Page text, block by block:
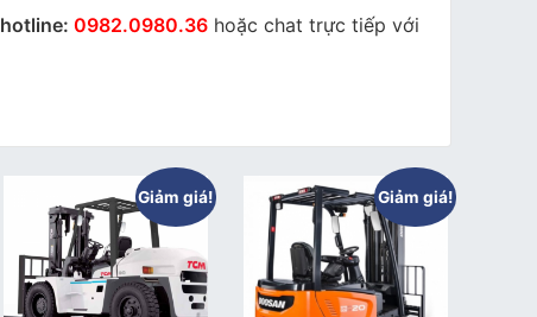
hotline: 0982.0980.36 hoặc chat trực tiếp với
Giảm giá! Giảm giá!